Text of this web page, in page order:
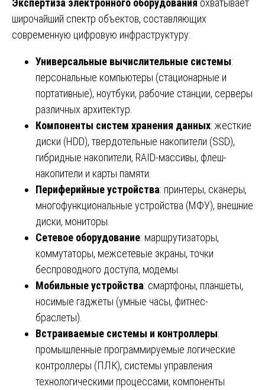
Экспертиза электронного оборудования охватывает
широчайший спектр объектов, составляющих
современную цифровую инфраструктуру:
Универсальные вычислительные системы:
персональные компьютеры (стационарные и
портативные), ноутбуки, рабочие станции, серверы
различных архитектур.
Компоненты систем хранения данных: жесткие
диски (HDD), твердотельные накопители (SSD),
гибридные накопители, RAID-массивы, флеш-
накопители и карты памяти.
Периферийные устройства: принтеры, сканеры,
многофункциональные устройства (МФУ), внешние
диски, мониторы.
Сетевое оборудование: маршрутизаторы,
коммутаторы, межсетевые экраны, точки
беспроводного доступа, модемы.
Мобильные устройства: смартфоны, планшеты,
носимые гаджеты (умные часы, фитнес-
браслеты).
Встраиваемые системы и контроллеры:
промышленные программируемые логические
контроллеры (ПЛК), системы управления
технологическими процессами, компоненты